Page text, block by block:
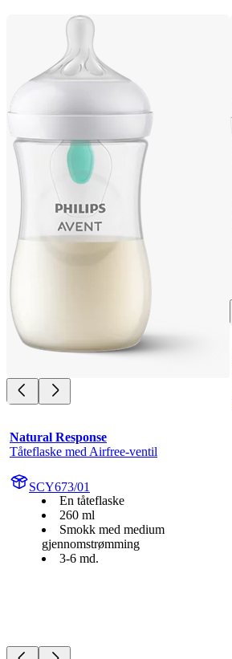
Natural Response
Tåteflaske med Airfree-ventil
SCY673/01
En tåteflaske
260 ml
Smokk med medium
gjennomstrømming
3-6 md.